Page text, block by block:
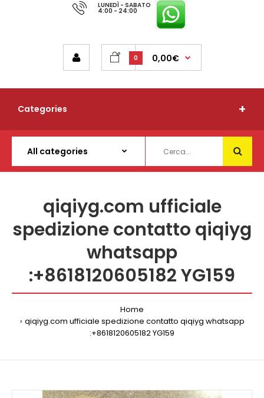
LUNEDÌ - SABATO
4:00 - 24:00
0 0,00€
Categories
qiqiyg.com ufficiale
spedizione contatto qiqiyg
whatsapp
:+8618120605182 YG159
Home
qiqiyg.com ufficiale spedizione contatto qiqiyg whatsapp
:+8618120605182 YG159